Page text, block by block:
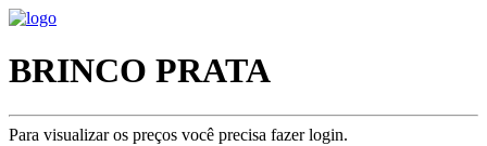
BRINCO PRATA
Para visualizar os preços você precisa fazer login.